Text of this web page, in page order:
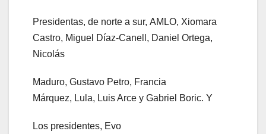
Presidentas, de norte a sur, AMLO, Xiomara
Castro, Miguel Díaz-Canell, Daniel Ortega,
Nicolás
Maduro, Gustavo Petro, Francia
Márquez, Lula, Luis Arce y Gabriel Boric. Y
Los presidentes, Evo